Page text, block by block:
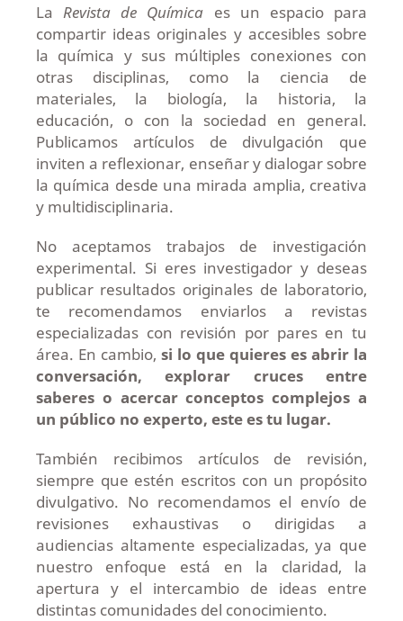
LaRevista de Química es un espacio para
compartir ideas originales y accesibles sobre
la química y sus múltiples conexiones con
otras disciplinas, como la ciencia de
materiales, la biología, la historia, la
educación, o con la sociedad en general.
Publicamos artículos de divulgación que
inviten a reflexionar, enseñar y dialogar sobre
la química desde una mirada amplia, creativa
y multidisciplinaria.
No aceptamos trabajos de investigación
experimental. Si eres investigador y deseas
publicar resultados originales de laboratorio,
te recomendamos enviarlos a revistas
especializadas con revisión por pares en tu
área. En cambio, si lo que quieres es abrir la
conversación, explorar cruces entre
saberes o acercar conceptos complejos a
un público no experto, este es tu lugar.
También recibimos artículos de revisión,
siempre que estén escritos con un propósito
divulgativo. No recomendamos el envío de
revisiones exhaustivas o dirigidas a
audiencias altamente especializadas, ya que
nuestro enfoque está en la claridad, la
apertura y el intercambio de ideas entre
distintas comunidades del conocimiento.